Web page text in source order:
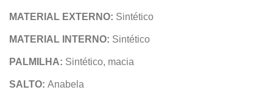
MATERIAL EXTERNO: Sintético
MATERIAL INTERNO: Sintético
PALMILHA: Sintético, macia
SALTO: Anabela